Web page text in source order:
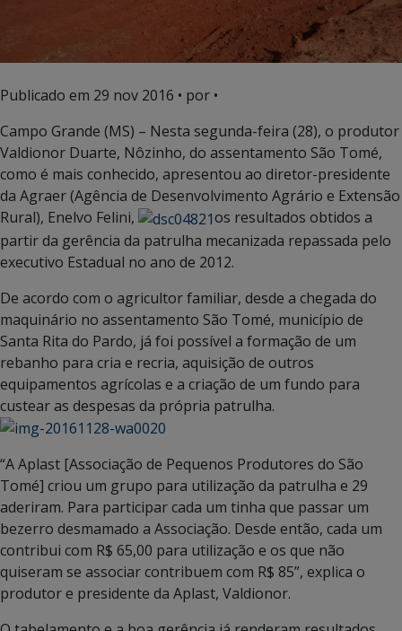
Publicado em 29 nov 2016 • por •
Campo Grande (MS) – Nesta segunda-feira (28), o produtor
Valdionor Duarte, Nôzinho, do assentamento São Tomé,
como é mais conhecido, apresentou ao diretor-presidente
da Agraer (Agência de Desenvolvimento Agrário e Extensão
Rural), Enelvo Felini,
os resultados obtidos a
partir da gerência da patrulha mecanizada repassada pelo
executivo Estadual no ano de 2012.
De acordo com o agricultor familiar, desde a chegada do
maquinário no assentamento São Tomé, município de
Santa Rita do Pardo, já foi possível a formação de um
rebanho para cria e recria, aquisição de outros
equipamentos agrícolas e a criação de um fundo para
custear as despesas da própria patrulha.
“A Aplast [Associação de Pequenos Produtores do São
Tomé] criou um grupo para utilização da patrulha e 29
aderiram. Para participar cada um tinha que passar um
bezerro desmamado a Associação. Desde então, cada um
contribui com R$ 65,00 para utilização e os que não
quiseram se associar contribuem com R$ 85”, explica o
produtor e presidente da Aplast, Valdionor.